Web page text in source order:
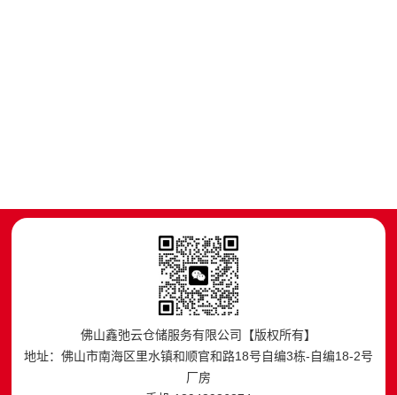
佛山鑫弛云仓储服务有限公司【版权所有】
地址：佛山市南海区里水镇和顺官和路18号自编3栋-自编18-2号
厂房